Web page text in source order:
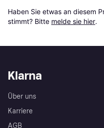
Haben Sie etwas an diesem
stimmt? Bitte melde sie hier.
Klarna
Über uns
Karriere
AGB